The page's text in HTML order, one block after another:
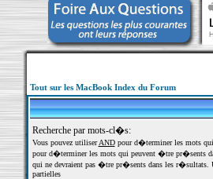
Tout sur les MacBook Index du Forum
Recherche par mots-cl�s:
Vous pouvez utiliserANDpour d�terminer les mots
pour d�terminer les mots qui peuvent �tre pr�sents
qui ne devraient pas �tre pr�sents dans les r�sultats.
partielles